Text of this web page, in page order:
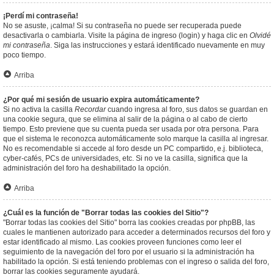
¡Perdí mi contraseña!
No se asuste, ¡calma! Si su contraseña no puede ser recuperada puede
desactivarla o cambiarla. Visite la página de ingreso (login) y haga clic en Olvidé
mi contraseña. Siga las instrucciones y estará identificado nuevamente en muy
poco tiempo.
Arriba
¿Por qué mi sesión de usuario expira automáticamente?
Si no activa la casilla Recordarcuando ingresa al foro, sus datos se guardan en
una cookie segura, que se elimina al salir de la página o al cabo de cierto
tiempo. Esto previene que su cuenta pueda ser usada por otra persona. Para
que el sistema le reconozca automáticamente solo marque la casilla al ingresar.
No es recomendable si accede al foro desde un PC compartido, e.j. biblioteca,
cyber-cafés, PCs de universidades, etc. Si no ve la casilla, significa que la
administración del foro ha deshabilitado la opción.
Arriba
¿Cuál es la función de "Borrar todas las cookies del Sitio"?
"Borrar todas las cookies del Sitio" borra las cookies creadas por phpBB, las
cuales le mantienen autorizado para acceder a determinados recursos del foro y
estar identificado al mismo. Las cookies proveen funciones como leer el
seguimiento de la navegación del foro por el usuario si la administración ha
habilitado la opción. Si está teniendo problemas con el ingreso o salida del foro,
borrar las cookies seguramente ayudará.